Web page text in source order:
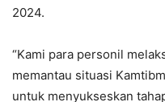
2024.
“Kami para personil
memantau situasi
untuk menyukseskan